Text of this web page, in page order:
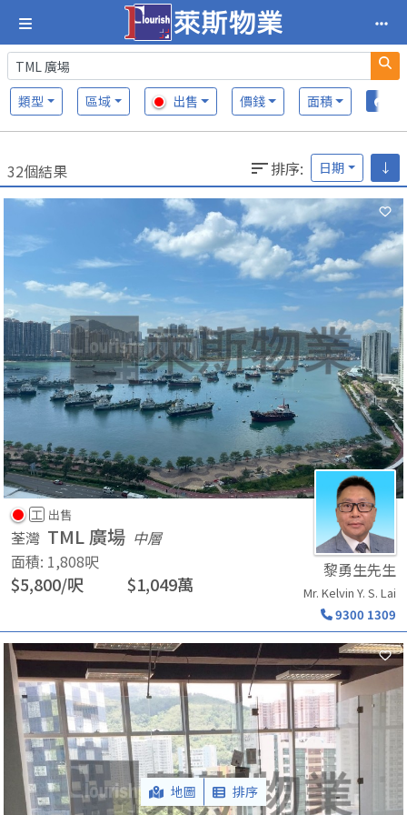
類型 區域 出售 價錢 面積
32個結果 排序: 日期 ↓
工 出售
荃灣 TML 廣場 中層
面積: 1,808呎
$5,800/呎 $1,049萬
黎勇生先生
Mr. Kelvin Y. S. Lai
9300 1309
地圖 排序